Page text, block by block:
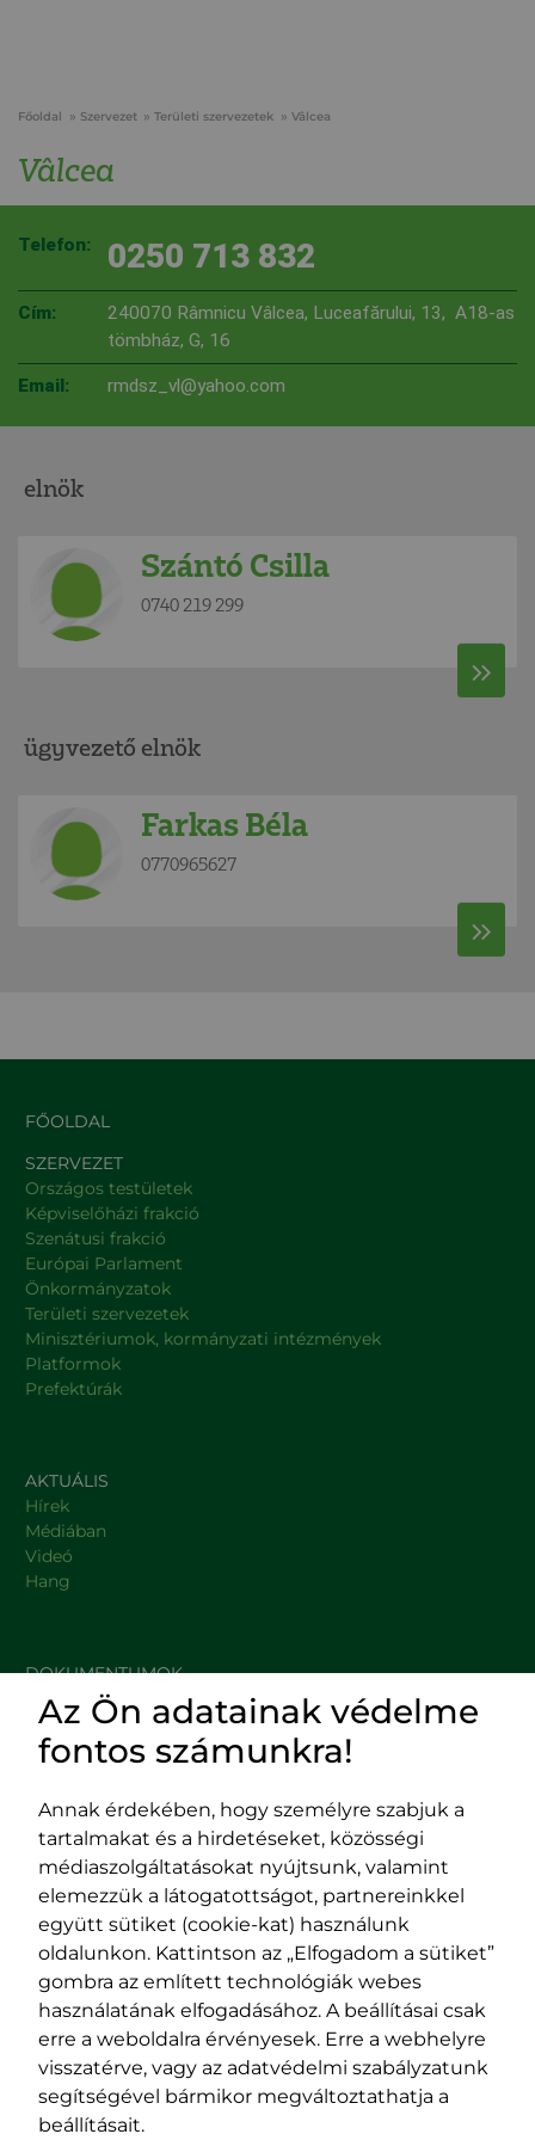
Főoldal Szervezet Területi szervezetek Vâlcea
Vâlcea
Telefon: 0250 713 832
Cím:
240070 Râmnicu Vâlcea, Luceafărului, 13, A18-as
tömbház, G, 16
Email: rmdsz_vl@yahoo.com
elnök
Szántó Csilla
0740 219 299
ügyvezető elnök
Farkas Béla
0770965627
FŐOLDAL
SZERVEZET
Országos testületek
Képviselőházi frakció
Szenátusi frakció
Európai Parlament
Önkormányzatok
Területi szervezetek
Minisztériumok, kormányzati intézmények
Platformok
Prefektúrák
AKTUÁLIS
Hírek
Médiában
Videó
Hang
DOKUMENTUMOK
HASZNOS LINKEK
Impresszum
Adatvédelmi szabályzat
EPP program
400029 Kolozsvár,
Fürdő (Card. Iuliu Hossu) utca, 41.
szám
tel/fax:0723 250 321
email:office@rmdsz.ro
400489 Kolozsvár,
Majális utca, 60.
szám
tel/fax:0264 590 758
email:
office@rmdsz.ro
Az Ön adatainak védelme
fontos számunkra!
Annak érdekében, hogy személyre szabjuk a
tartalmakat és a hirdetéseket, közösségi
médiaszolgáltatásokat nyújtsunk, valamint
elemezzük a látogatottságot, partnereinkkel
együtt sütiket (cookie-kat) használunk
oldalunkon. Kattintson az „Elfogadom a sütiket”
gombra az említett technológiák webes
használatának elfogadásához. A beállításai csak
erre a weboldalra érvényesek. Erre a webhelyre
visszatérve, vagy az adatvédelmi szabályzatunk
segítségével bármikor megváltoztathatja a
beállításait.